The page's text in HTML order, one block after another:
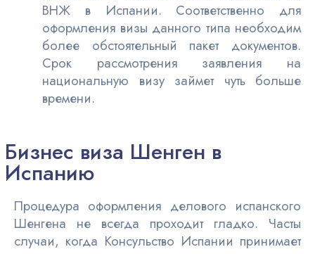
ВНЖ в Испании. Соответственно для
оформления визы данного типа необходим
более обстоятельный пакет документов.
Срок рассмотрения заявления на
национальную визу займет чуть больше
времени.
Бизнес виза Шенген в
Испанию
Процедура оформления делового испанского
Шенгена не всегда проходит гладко. Часты
случаи, когда Консульство Испании принимает